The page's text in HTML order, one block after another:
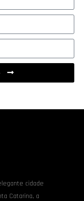
cidade
Catarina, a